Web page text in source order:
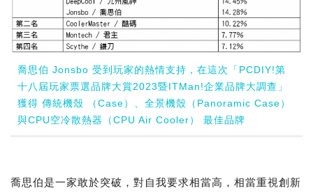
喬思伯 Jonsbo 受到玩家的熱情支持，在這次「PCDIY!第
十八屆玩家票選品牌大賞2023暨ITMan!企業品牌大調查」
獲得 傳統機殼 （Case）、全景機殼（Panoramic Case）
與CPU空冷散熱器（CPU Air Cooler） 最佳品牌
喬思伯是一家敢於突破，對自我要求相當高，相當重視創新